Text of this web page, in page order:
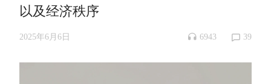
温度计
以及经济秩序
2025年6月6日 6943 39